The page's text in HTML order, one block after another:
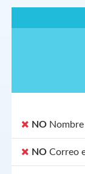
NO
NO Correo